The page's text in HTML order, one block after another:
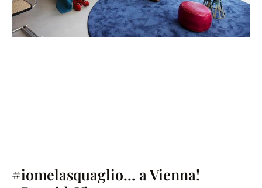
#iomelasquaglio… a Vienna!